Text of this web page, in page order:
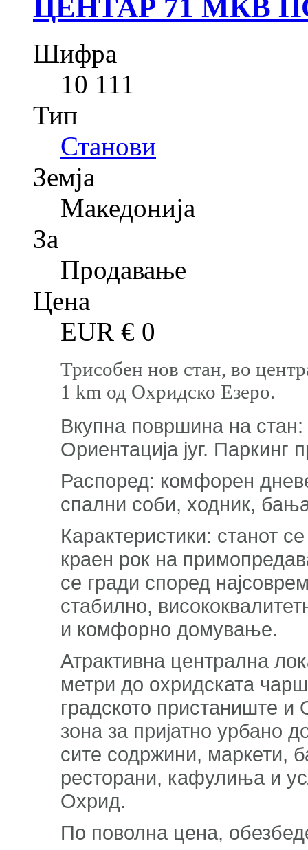
ЦЕНТАР 71 МКВ
Шифра
10 111
Тип
Станови
Земја
Македонија
За
Продавање
Цена
EUR € 0
Трисобен нов стан, во
1 km од Охридско Езеро.
Вкупна површина на стан:
Ориентација југ. Паркинг
Распоред: комфорен
спални соби, ходник,
Карактеристики: станот
краен рок на
се гради според
стабилно,
и комфорно домување.
Атрактивна централна
метри до охридската
градското пристаниште
зона за пријатно урбано
сите содржини, маркети,
ресторани, кафулиња и
Охрид.
По поволна цена,